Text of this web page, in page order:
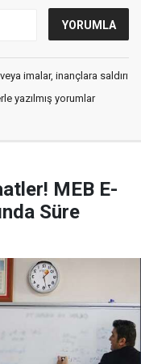
imalar, inançlara saldırı
yazılmış yorumlar
MEB E-
Süre